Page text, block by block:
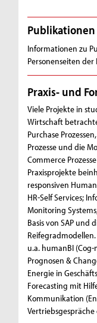
Publikationen
Informationen zu
Personenseiten
Praxis- und
Viele Projekte in
Wirtschaft
Purchase
Prozesse und die
Commerce
Praxisprojekte
responsiven
HR-Self Services;
Monitoring
Basis von SAP und
u.a. humanBI
Prognosen &
Energie in
Forecasting mit
Kommunikation